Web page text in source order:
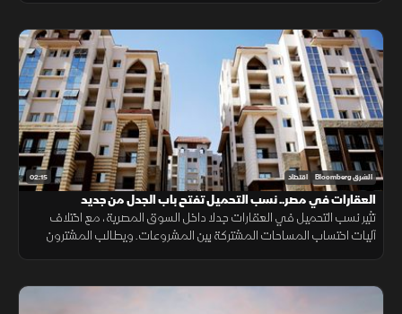
02:15 الشرق Bloomberg اقتصاد
العقارات في مصر.. نسب التحميل تفتح باب الجدل من جديد
تثير نسب التحميل في العقارات جدلا داخل السوق المصرية، مع اختلاف
آليات احتساب المساحات المشتركة بين المشروعات. ويطالب المشترون